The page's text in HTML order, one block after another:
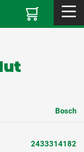
Bosch
2433314182